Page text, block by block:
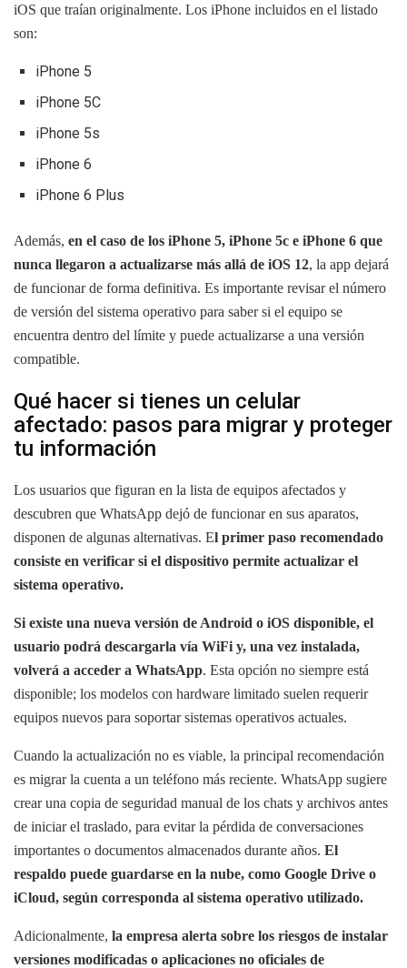
iOS que traían originalmente. Los iPhone incluidos en el listado
son:
iPhone 5
iPhone 5C
iPhone 5s
iPhone 6
iPhone 6 Plus
Además, en el caso de los iPhone 5, iPhone 5c e iPhone 6 que
nunca llegaron a actualizarse más allá de iOS 12, la app dejará
de funcionar de forma definitiva. Es importante revisar el número
de versión del sistema operativo para saber si el equipo se
encuentra dentro del límite y puede actualizarse a una versión
compatible.
Qué hacer si tienes un celular
afectado: pasos para migrar y proteger
tu información
Los usuarios que figuran en la lista de equipos afectados y
descubren que WhatsApp dejó de funcionar en sus aparatos,
disponen de algunas alternativas. El primer paso recomendado
consiste en verificar si el dispositivo permite actualizar el
sistema operativo.
Si existe una nueva versión de Android o iOS disponible, el
usuario podrá descargarla vía WiFi y, una vez instalada,
volverá a acceder a WhatsApp. Esta opción no siempre está
disponible; los modelos con hardware limitado suelen requerir
equipos nuevos para soportar sistemas operativos actuales.
Cuando la actualización no es viable, la principal recomendación
es migrar la cuenta a un teléfono más reciente. WhatsApp sugiere
crear una copia de seguridad manual de los chats y archivos antes
de iniciar el traslado, para evitar la pérdida de conversaciones
importantes o documentos almacenados durante años. El
respaldo puede guardarse en la nube, como Google Drive o
iCloud, según corresponda al sistema operativo utilizado.
Adicionalmente, la empresa alerta sobre los riesgos de instalar
versiones modificadas o aplicaciones no oficiales de